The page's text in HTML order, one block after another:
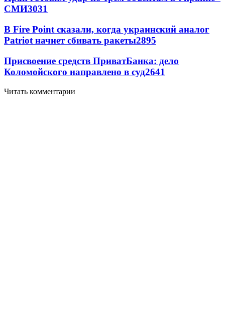
СМИ3031
В Fire Point сказали, когда украинский аналог
Patriot начнет сбивать ракеты2895
Присвоение средств ПриватБанка: дело
Коломойского направлено в суд2641
Читать комментарии